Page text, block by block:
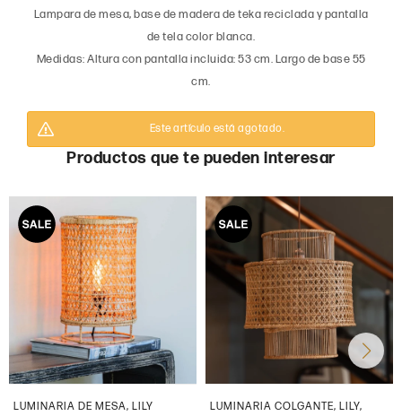
Lampara de mesa, base de madera de teka reciclada y pantalla
de tela color blanca.
Medidas: Altura con pantalla incluida: 53 cm. Largo de base 55
cm.
Este artículo está agotado.
Productos que te pueden interesar
LUMINARIA DE MESA, LILY
LUMINARIA COLGANTE, LILY,